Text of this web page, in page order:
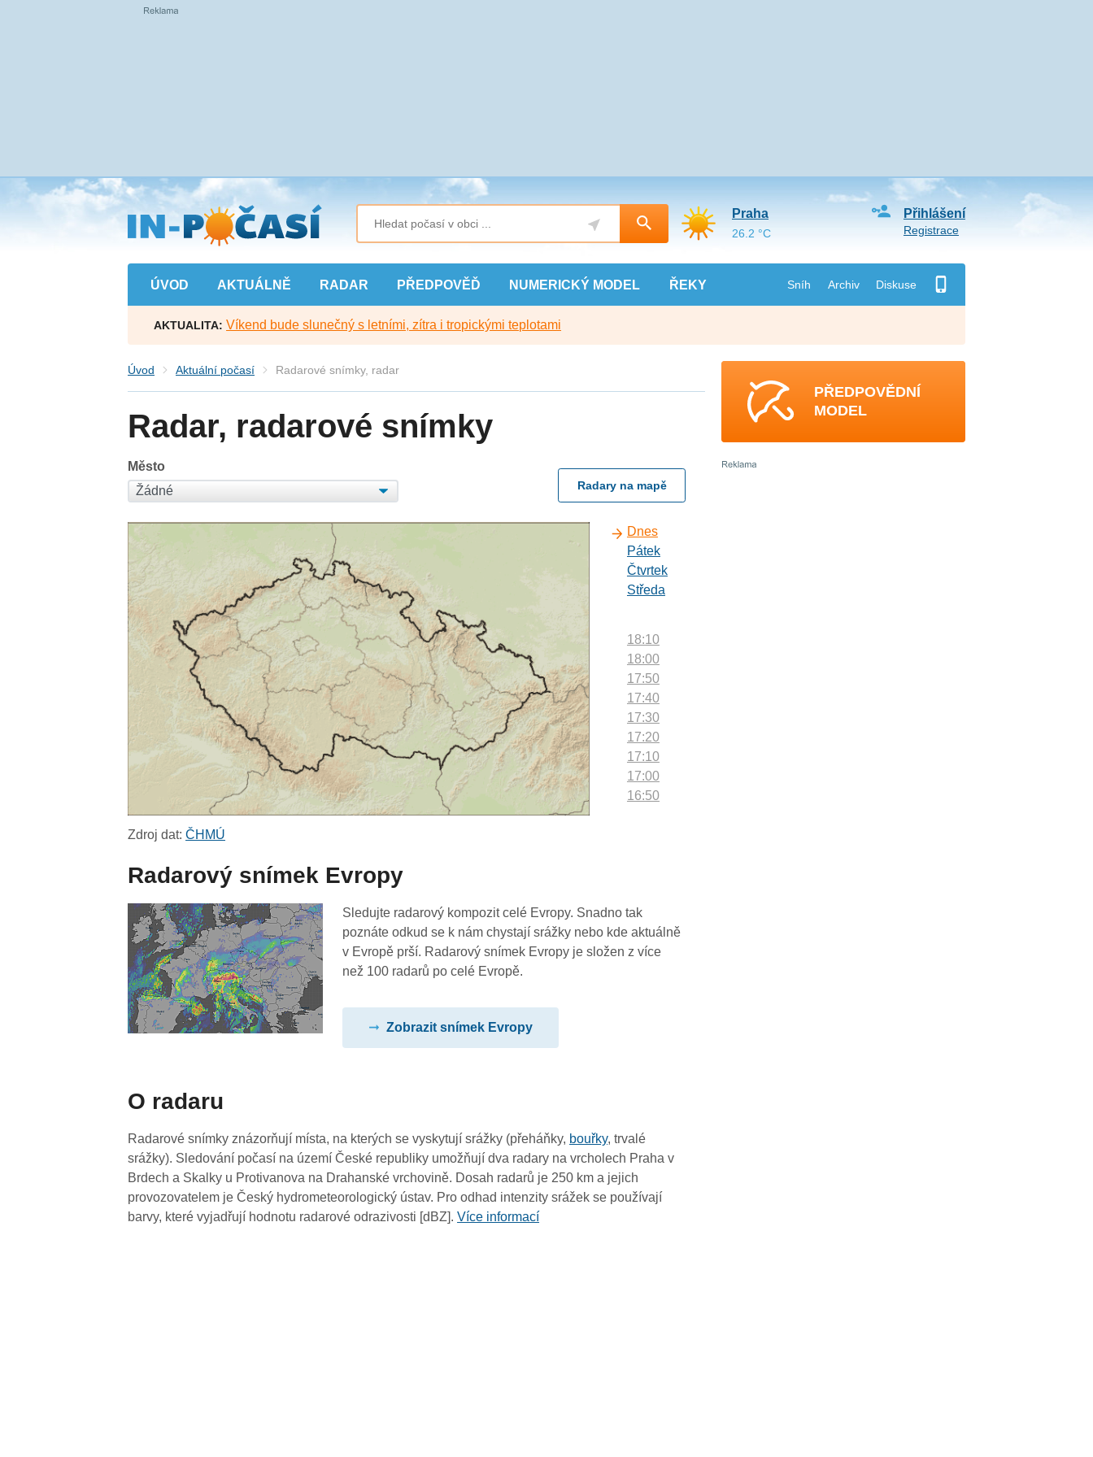
Přejít
na
hlavní
obsah
ÚVOD AKTUÁLNĚ RADAR PŘEDPOVĚĎ NUMERICKÝ MODEL ŘEKY Sníh Archiv Diskuse
Přihlášení
Registrace
Praha
26.2 °C
AKTUALITA: Víkend bude slunečný s letními, zítra i tropickými teplotami
Úvod Aktuální počasí Radarové snímky, radar
Radar, radarové snímky
Město
Radary na mapě
Dnes
Pátek
Čtvrtek
Středa
18:10
18:00
17:50
17:40
17:30
17:20
17:10
17:00
16:50
15:50
15:40
15:30
13:50
13:40
13:30
13:20
Zdroj dat:ČHMÚ
Radarový snímek Evropy
Sledujte radarový kompozit celé Evropy. Snadno tak
poznáte odkud se k nám chystají srážky nebo kde aktuálně
v Evropě prší. Radarový snímek Evropy je složen z více
než 100 radarů po celé Evropě.
Zobrazit snímek Evropy
O radaru
Radarové snímky znázorňují místa, na kterých se vyskytují srážky (přeháňky, bouřky, trvalé
srážky). Sledování počasí na území České republiky umožňují dva radary na vrcholech Praha v
Brdech a Skalky u Protivanova na Drahanské vrchovině. Dosah radarů je 250 km a jejich
provozovatelem je Český hydrometeorologický ústav. Pro odhad intenzity srážek se používají
barvy, které vyjadřují hodnotu radarové odrazivosti [dBZ].Více informací
PŘEDPOVĚDNÍ
MODEL